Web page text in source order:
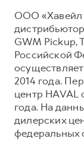
ООО «Хавейл
GWM Pickup,
Российской
2014 года.
центр HAVAL
года. На
дилерских
федеральных